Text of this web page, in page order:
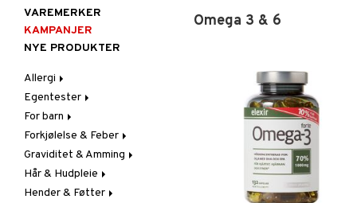
Omega 3 & 6
VAREMERKER
KAMPANJER
NYE PRODUKTER
Allergi
Nesespray
Øyendråper
Egentester
Andre tester
Blodtrykkmåler
Graviditet & Eggløsning
For barn
Bleier
Blodstoppere
Feber, Forkjølelse & Verk
Hår
Forkjølelse & Feber
Feber
Febertermometre
Halsvondt & Heshet
Hoste
Graviditet & Amming
Brystbeskyttelse &
Innlegg
Hår & Hudpleie
Ansikt
Hender & Føtter